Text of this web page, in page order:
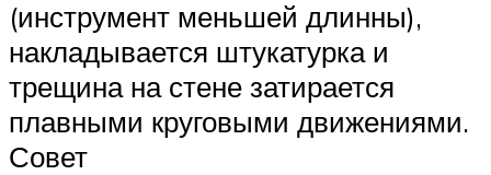
(инструмент меньшей длинны),
накладывается штукатурка и
трещина на стене затирается
плавными круговыми движениями.
Совет